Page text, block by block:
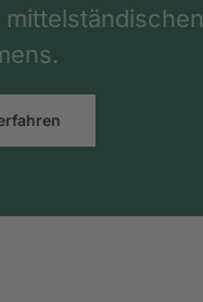
mittelständischen